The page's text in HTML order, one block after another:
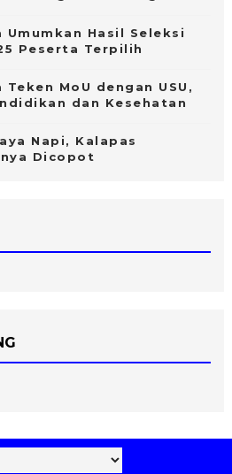
Umumkan Hasil Seleksi
Peserta Terpilih
MoU dengan USU,
dan Kesehatan
Napi, Kalapas
Dicopot